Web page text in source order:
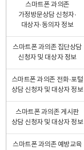
스마트폰 과의존
가정방문상담 신청자·
대상자·동의자 정보
스마트폰 과의존 집단상담
신청자 및 대상자 정보
스마트폰 과의존 전화·포털
상담 신청자 및 대상자 정보
스마트폰 과의존 게시판
상담 신청자 및 대상자 정보
스마트폰 과의존 예방교육